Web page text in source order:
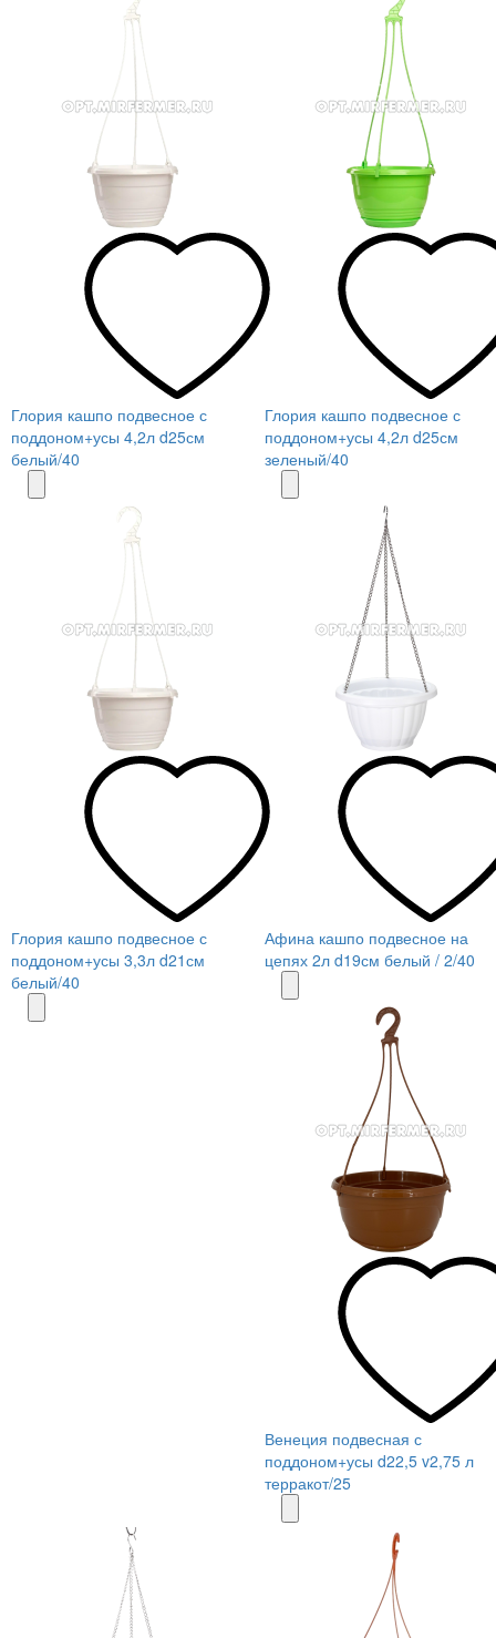
Глория кашпо подвесное с
поддоном+усы 4,2л d25см
белый/40
Глория кашпо подвесное с
поддоном+усы 4,2л d25см
зеленый/40
Глория кашпо подвесное с
поддоном+усы 3,3л d21см
белый/40
Афина кашпо подвесное на
цепях 2л d19см белый / 2/40
Венеция подвесная с
поддоном+усы d22,5 v2,75 л
терракот/25